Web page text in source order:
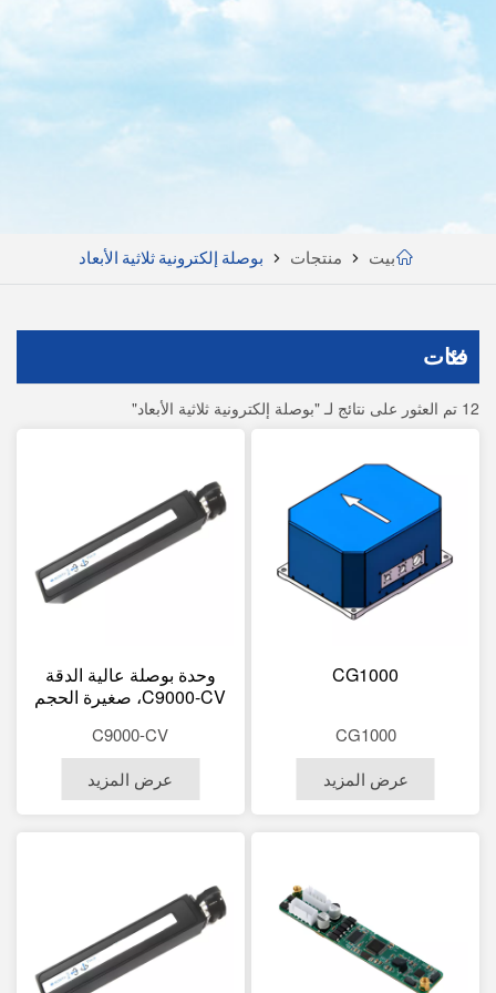
بيت منتجات بوصلة إلكترونية ثلاثية الأبعاد
فئات
12 تم العثور على نتائج لـ "بوصلة إلكترونية ثلاثية الأبعاد"
CG1000
CG1000
عرض المزيد
وحدة بوصلة عالية الدقة
C9000-CV، صغيرة الحجم
غرام)، مقاومة للاهتزاز،
غلاف من سبائك الألومنيوم
C9000-CV
عرض المزيد